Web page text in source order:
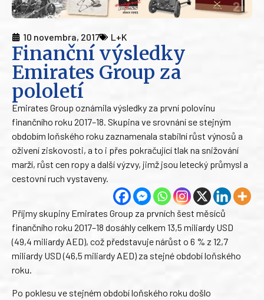
10 novembra, 2017 L+K
Finanční výsledky
Emirates Group za
pololetí
Emirates Group oznámila výsledky za první polovinu
finančního roku 2017–18. Skupina ve srovnání se stejným
obdobím loňského roku zaznamenala stabilní růst výnosů a
oživení ziskovosti, a to i přes pokračující tlak na snižování
marží, růst cen ropy a další výzvy, jimž jsou letecký průmysl a
cestovní ruch vystaveny.
Příjmy skupiny Emirates Group za prvních šest měsíců
finančního roku 2017–18 dosáhly celkem 13,5 miliardy USD
(49,4 miliardy AED), což představuje nárůst o 6 % z 12,7
miliardy USD (46,5 miliardy AED) za stejné období loňského
roku.
Po poklesu ve stejném období loňského roku došlo